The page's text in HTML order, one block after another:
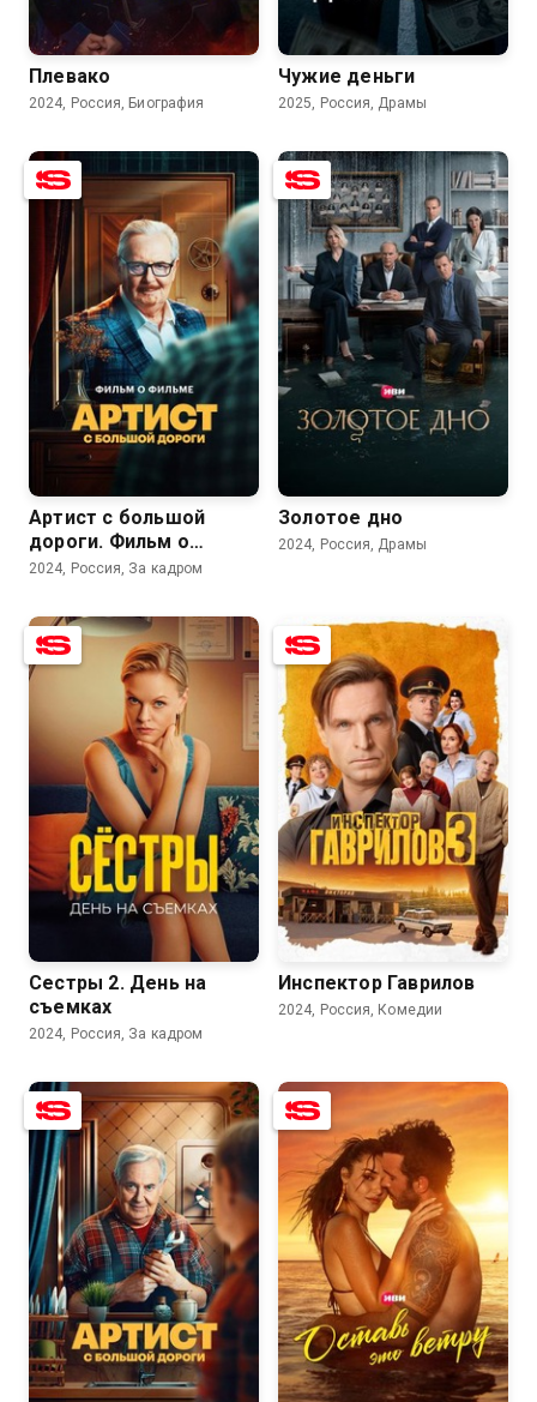
6.3
Плевако
2024, Россия, Биография
8.0
Чужие деньги
2025, Россия, Драмы
8.3
Артист с большой
дороги. Фильм о
фильме
2024, Россия, За кадром
7.3
Золотое дно
2024, Россия, Драмы
Сестры 2. День на
съемках
2024, Россия, За кадром
8.2 7.5
Инспектор Гаврилов
2024, Россия, Комедии
8.1 6.7
7.5 5.9